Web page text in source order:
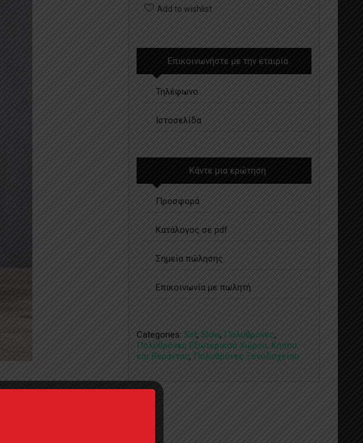
Add to wishlist
Επικοινωνήστε με την εταιρία
Τηλέφωνο
Ιστοσελίδα
Κάντε μια ερώτηση
Προσφορά
Κατάλογος σε pdf
Σημεία πώλησης
Επικοινωνία με πωλητή
Categories: Set, Slow, Πολυθρόνες,
Πολυθρόνες Εξωτερικού Χώρου, Κήπου
και Βεράντας, Πολυθρόνες Ξενοδοχείου